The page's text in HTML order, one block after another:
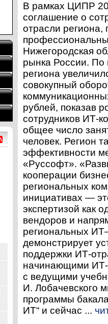
В рамках ЦИПР
соглашение о
отрасли региона,
Нижегородская
рынка России. По
региона
совокупный
рублей, показав
сотрудников ИТ-
общее число
человек. Регион
эффективности
«Руссофт».
кооперации
региональных
инициативах —
экспертизой как
вендоров и
региональных
демонстрирует
поддержки ИТ-
начинающими ИТ-
с ведущими
И. Лобачевского
программы
ИТ“ и сейчас ...